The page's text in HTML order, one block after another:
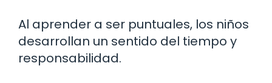
Al aprender a ser puntuales, los niños
desarrollan un sentido del tiempo y
responsabilidad.